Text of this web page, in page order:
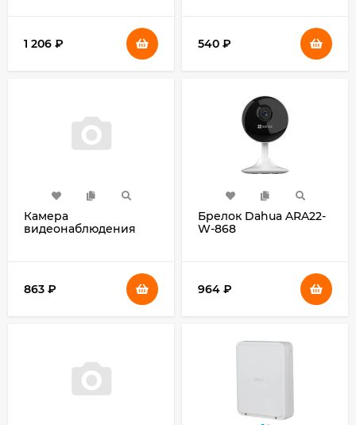
1 206 ₽ 540 ₽
Камера
видеонаблюдения
корп.:белый
863 ₽
Брелок Dahua ARA22-
W-868
964 ₽